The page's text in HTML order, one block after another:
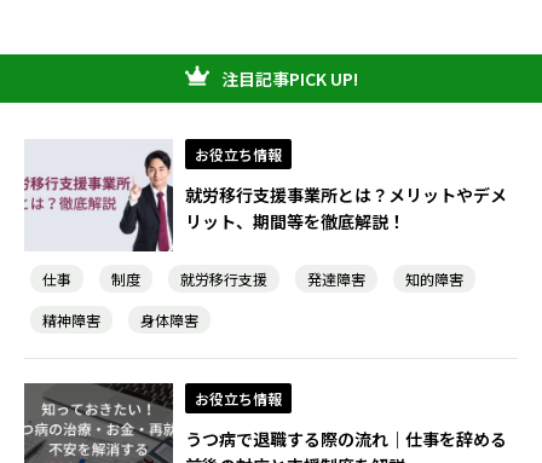
注目記事PICK UP!
お役立ち情報
就労移行支援事業所とは？メリットやデメ
リット、期間等を徹底解説！
仕事 制度 就労移行支援 発達障害
知的障害
精神障害
身体障害
お役立ち情報
うつ病で退職する際の流れ｜仕事を辞める